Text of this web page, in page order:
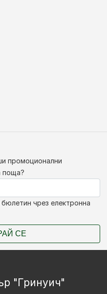
промоционални
поща?
чрез електронна
СЕ
"Гринуич"